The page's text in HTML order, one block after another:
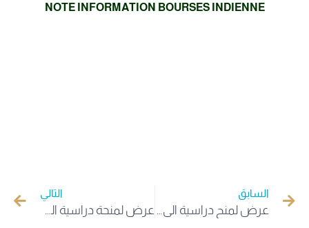
NOTE INFORMATION BOURSES INDIENNE
السابق
عرض لمنح دراسية الى الجمهورية المجرية لفئة طلبة الماستر للتخصصات الهندسة الفلاحية وبيوتكنولوجي
التالي